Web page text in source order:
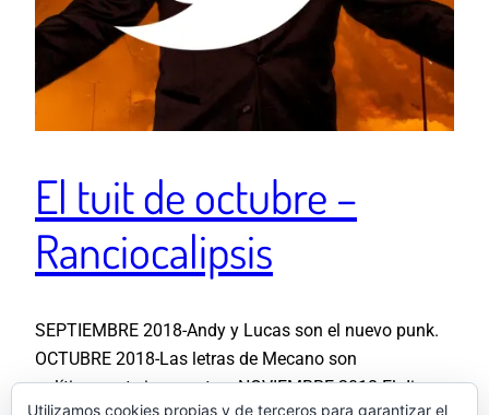
El tuit de octubre –
Ranciocalipsis
SEPTIEMBRE 2018-Andy y Lucas son el nuevo punk.
OCTUBRE 2018-Las letras de Mecano son
políticamente incorrectas. NOVIEMBRE 2018-El disco
Utilizamos cookies propias y de terceros para garantizar el